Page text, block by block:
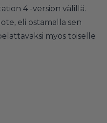
4 -version välillä.
eli ostamalla sen
myös toiselle